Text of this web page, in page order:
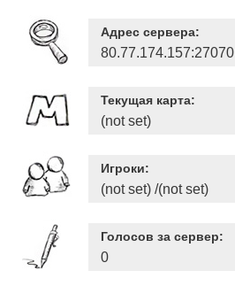
Адрес сервера:
80.77.174.157:27070
Текущая карта:
(not set)
Игроки:
(not set) /(not set)
Голосов за сервер:
0